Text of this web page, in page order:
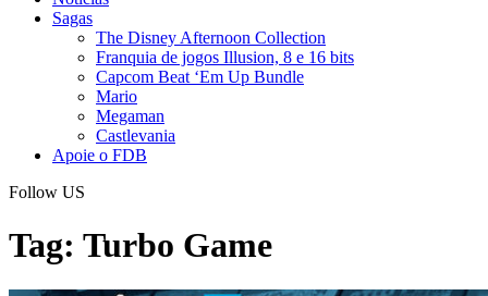
Sagas
The Disney Afternoon Collection
Franquia de jogos Illusion, 8 e 16 bits
Capcom Beat ‘Em Up Bundle
Mario
Megaman
Castlevania
Apoie o FDB
Follow US
Tag: Turbo Game